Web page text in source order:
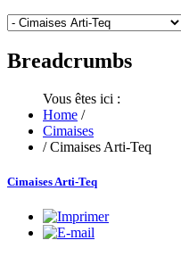
Breadcrumbs
Vous êtes ici :
Home /
Cimaises
/ Cimaises Arti-Teq
Cimaises Arti-Teq